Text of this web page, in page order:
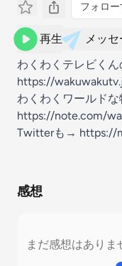
フォロー
再生
メッ
わくわくテレビく
https://
わくわくワールド
https://note.com/
Twitterも→ https://
感想
まだ感想はありま